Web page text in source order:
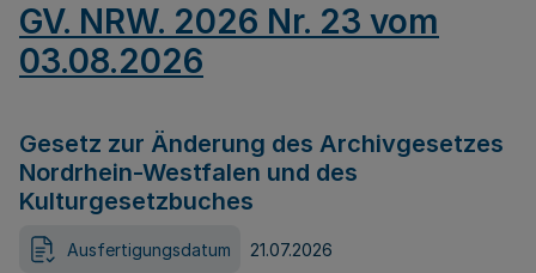
GV. NRW. 2026 Nr. 23 vom
03.08.2026
Gesetz zur Änderung des Archivgesetzes
Nordrhein-Westfalen und des
Kulturgesetzbuches
Ausfertigungsdatum 21.07.2026